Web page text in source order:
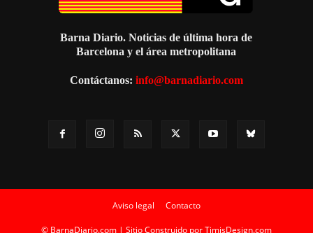
Barna Diario. Noticias de última hora de
Barcelona y el área metropolitana
Contáctanos: info@barnadiario.com
Aviso legal Contacto
© BarnaDiario.com | Sitio Construido porTimisDesign.com